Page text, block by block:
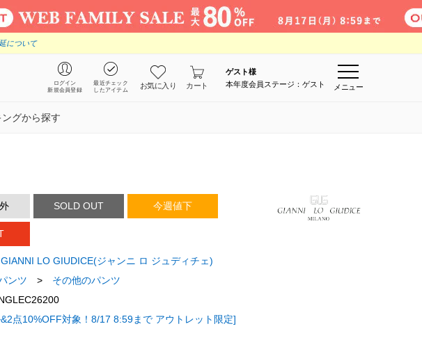
について
ログイン
新規会員登録
最近チェック
したアイテム
お気に入り カート
ゲスト様
本年度会員ステージ：ゲスト
メニュー
グから探す
SOLD OUT 今週値下
GIANNI LO GIUDICE(ジャンニ ロ ジュディチェ)
ンツ >
その他のパンツ
点10%OFF対象！8/17 8:59まで アウトレット限定]